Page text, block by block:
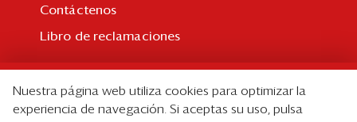
Contáctenos
Libro de reclamaciones
Suscripción individual
Nuestra página web utiliza cookies para optimizar la
experiencia de navegación. Si aceptas su uso, pulsa